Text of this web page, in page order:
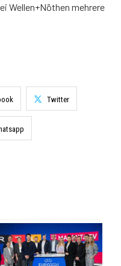
Wellen+Nöthen mehrere
Twitter